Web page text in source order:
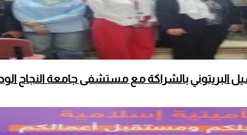
بالشراكة مع مستشفى جامعة النجاح